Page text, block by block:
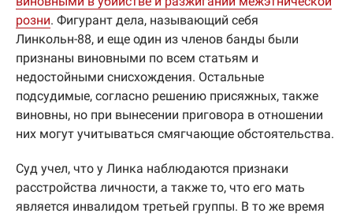
розни. Фигурант дела, называющий себя
Линкольн-88, и еще один из членов банды были
признаны виновными по всем статьям и
недостойными снисхождения. Остальные
подсудимые, согласно решению присяжных, также
виновны, но при вынесении приговора в отношении
них могут учитываться смягчающие обстоятельства.
Суд учел, что у Линка наблюдаются признаки
расстройства личности, а также то, что его мать
является инвалидом третьей группы. В то же время